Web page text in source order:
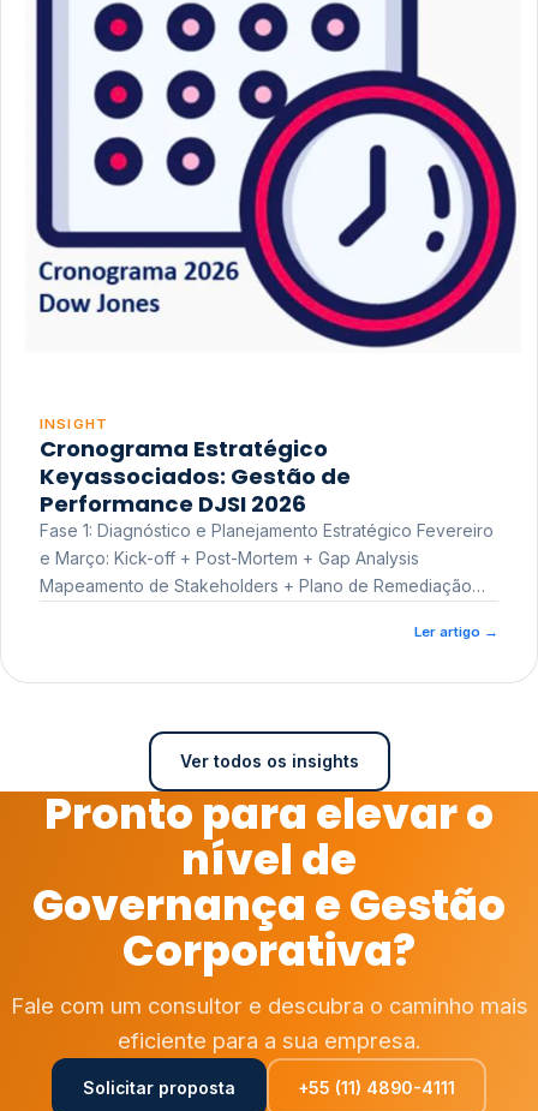
INSIGHT
Cronograma Estratégico
Keyassociados: Gestão de
Performance DJSI 2026
Fase 1: Diagnóstico e Planejamento Estratégico Fevereiro
e Março: Kick-off + Post-Mortem + Gap Analysis
Mapeamento de Stakeholders + Plano de Remediação
Ler artigo →
Ver todos os insights
Pronto para elevar o
nível de
Governança e Gestão
Corporativa?
Fale com um consultor e descubra o caminho mais
eficiente para a sua empresa.
Solicitar proposta +55 (11) 4890-4111